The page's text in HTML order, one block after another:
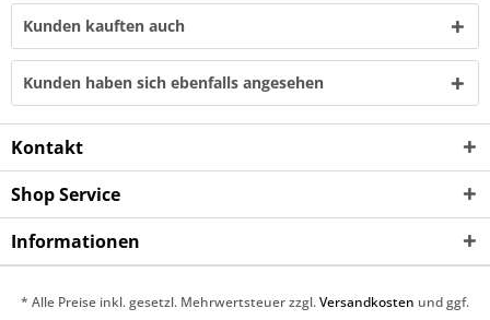
Kunden kauften auch
Kunden haben sich ebenfalls angesehen
Kontakt
Shop Service
Informationen
* Alle Preise inkl. gesetzl. Mehrwertsteuer zzgl.Versandkosten und ggf.